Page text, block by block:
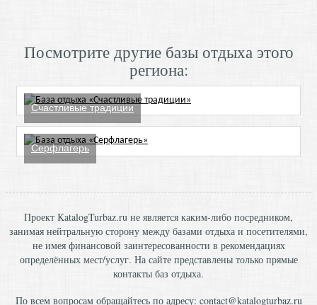
Посмотрите другие базы отдыха этого
региона:
Счастливые традиции
Серфлагерь
Проект KatalogTurbaz.ru не является каким-либо посредником,
занимая нейтральную сторону между базами отдыха и посетителями,
не имея финансовой заинтересованности в рекомендациях
определённых мест/услуг. На сайте представлены только прямые
контакты баз отдыха.
По всем вопросам обращайтесь по адресу: contact@katalogturbaz.ru